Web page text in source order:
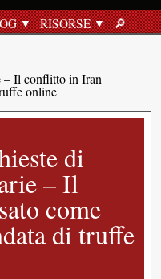
RISORSE 🔎︎
– Il conflitto in Iran
online
di
– Il
come
di truffe